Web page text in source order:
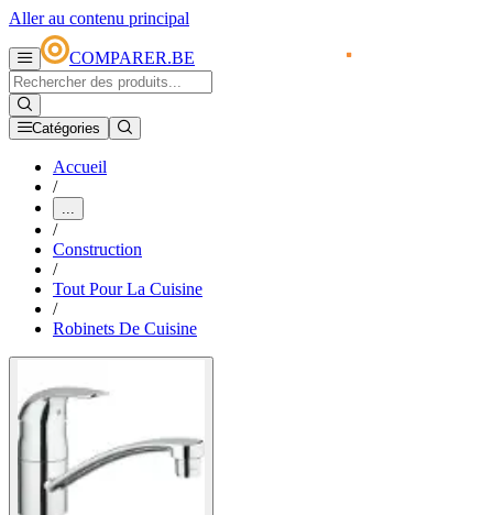
Aller au contenu principal
COMPARER.BE
Catégories
Accueil
/
...
/
Construction
/
Tout Pour La Cuisine
/
Robinets De Cuisine